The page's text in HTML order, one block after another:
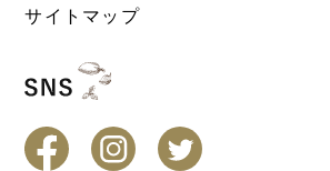
サイトマップ